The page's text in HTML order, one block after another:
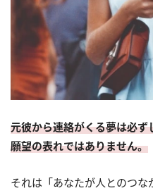
元彼から連絡がくる夢は必
願望の表れではありません。
それは「あなたが人とのつ